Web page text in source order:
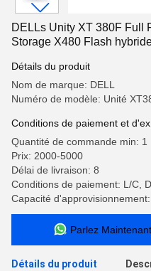
DELLs Unity XT 380F Full
Storage X480 Flash
mAh.
Détails du produit
Nom de marque: DELL
Numéro de modèle: Unité
Conditions de paiement et
Quantité de commande min: 1
Prix: 2000-5000
Délai de livraison: 8
Conditions de paiement: L/C,
Capacité
Parlez Maintenant.
Détails du produit